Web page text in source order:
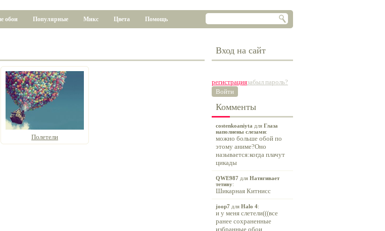
обои Популярные Микс Цвета Помощь
Полетели
Вход на сайт
регистрациязабыл пароль?
Войти
Комменты
costenkoaniyta для Глаза
наполнены слезами:
можно больше обой по
этому аниме?Оно
называется:когда плачут
цикады
QWE987 для Натягивает
тетиву:
Шикарная Китнисс
joop7 для Halo 4:
и у меня слетели(((все
ранее сохраненные
избранные обои